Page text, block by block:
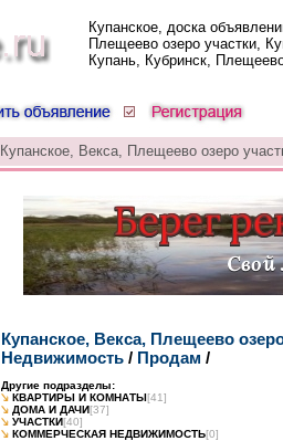
Купанское, доска
Плещеево озеро участки,
Купань, Кубринск,
Купанское, Векса, Плещеево озеро
Купанское, Векса, Плещеево
Недвижимость / Продам /
Другие подразделы:
КВАРТИРЫ И КОМНАТЫ[41]
ДОМА И ДАЧИ[37]
УЧАСТКИ[40]
КОММЕРЧЕСКАЯ НЕДВИЖИМОСТЬ[0]